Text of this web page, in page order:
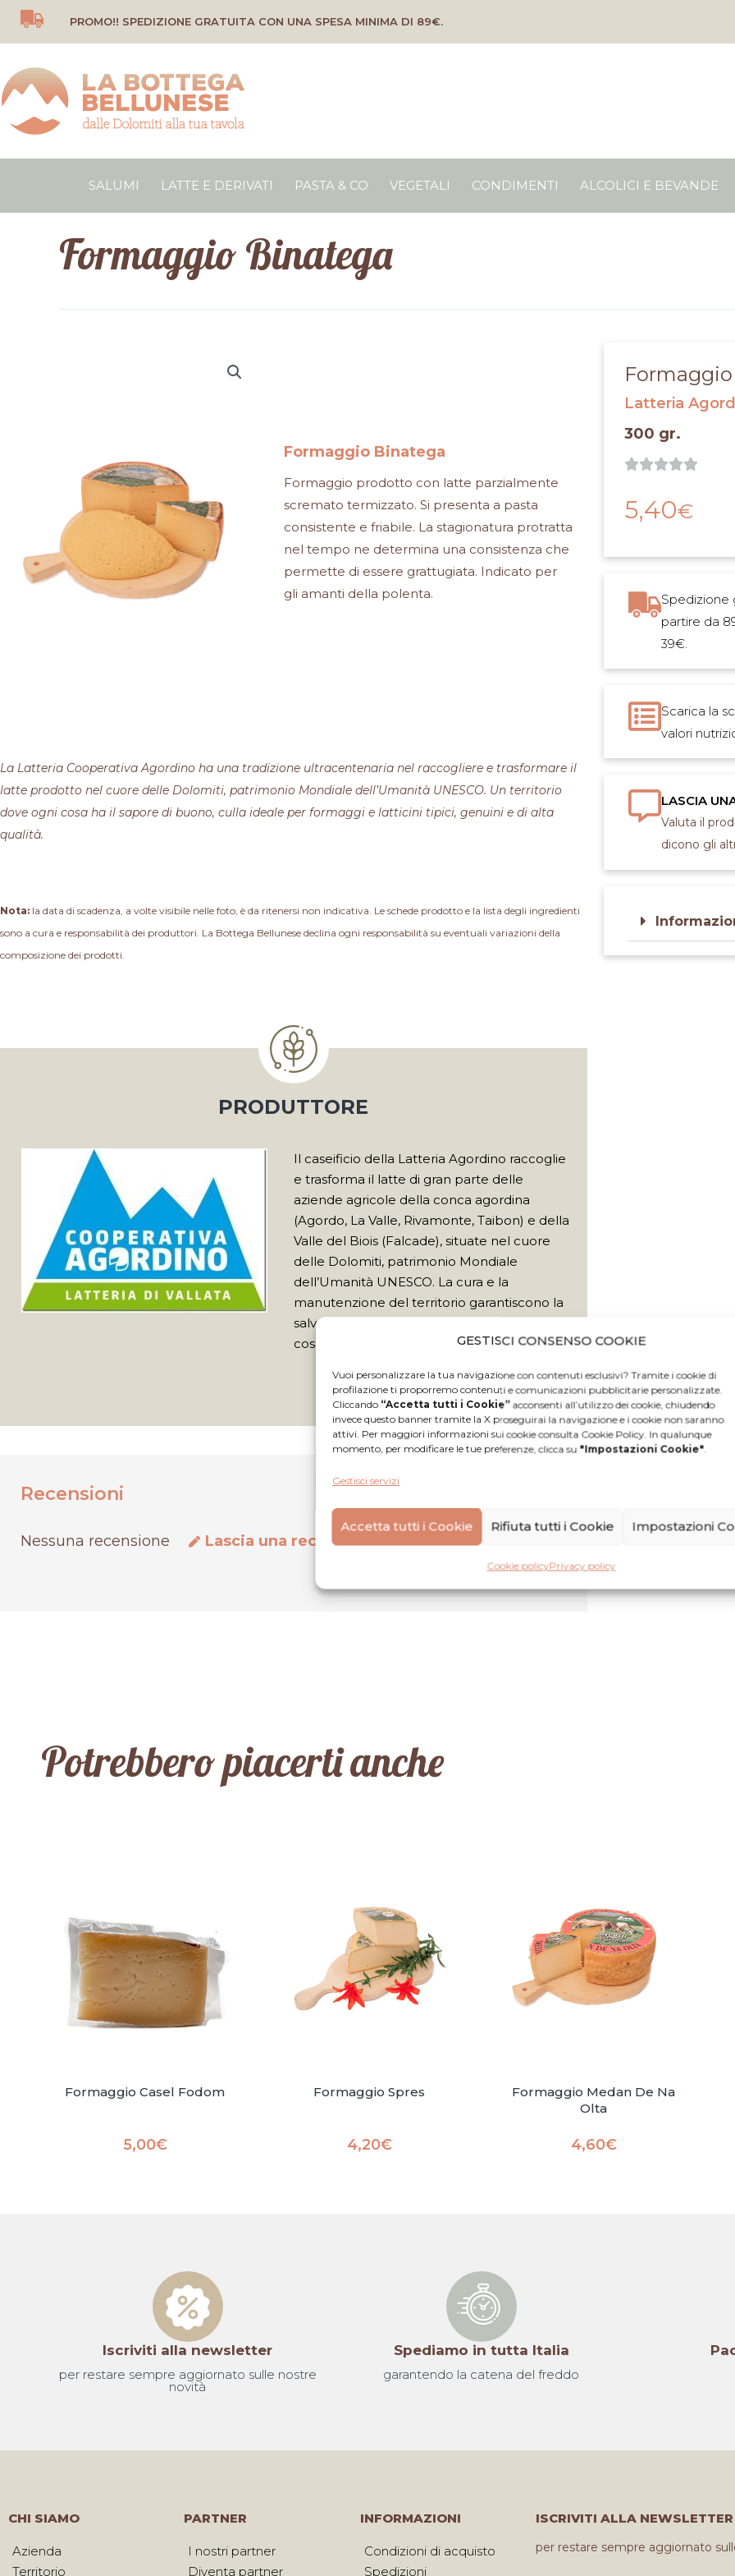
GESTISCI CONSENSO COOKIE
Vuoi personalizzare la tua navigazione con contenuti esclusivi? Tramite i cookie di
profilazione ti proporremo contenuti e comunicazioni pubblicitarie personalizzate.
Cliccando “Accetta tutti i Cookie”acconsenti all’utilizzo dei cookie, chiudendo
invece questo banner tramite la X proseguirai la navigazione e i cookie non saranno
attivi. Per maggiori informazioni sui cookie consulta Cookie Policy. In qualunque
momento, per modificare le tue preferenze, clicca su "Impostazioni Cookie".
Gestisci servizi
Accetta tutti i Cookie Rifiuta tutti i Cookie Impostazioni
Cookie policyPrivacy policy
Vai
PROMO!! SPEDIZIONE GRATUITA CON UNA SPESA MINIMA DI 89€.
SALUMI LATTE E DERIVATI PASTA & CO VEGETALI CONDIMENTI ALCOLICI E BEVANDE
Formaggio Binatega
Formaggio Binatega
Formaggio prodotto con latte parzialmente
scremato termizzato. Si presenta a pasta
consistente e friabile. La stagionatura protratta
nel tempo ne determina una consistenza che
permette di essere grattugiata. Indicato per
gli amanti della polenta.
La Latteria Cooperativa Agordino ha una tradizione ultracentenaria nel raccogliere e trasformare il
latte prodotto nel cuore delle Dolomiti, patrimonio Mondiale dell’Umanità UNESCO. Un territorio
dove ogni cosa ha il sapore di buono, culla ideale per formaggi e latticini tipici, genuini e di alta
qualità.
Nota: la data di scadenza, a volte visibile nelle foto, è da ritenersi non indicativa. Le schede prodotto e la lista degli ingredienti
sono a cura e responsabilità dei produttori. La Bottega Bellunese declina ogni responsabilità su eventuali variazioni della
composizione dei prodotti.
PRODUTTORE
Il caseificio della Latteria Agordino raccoglie
e trasforma il latte di gran parte delle
aziende agricole della conca agordina
(Agordo, La Valle, Rivamonte, Taibon) e della
Valle del Biois (Falcade), situate nel cuore
delle Dolomiti, patrimonio Mondiale
dell’Umanità UNESCO. La cura e la
manutenzione del territorio garantiscono la
salvaguardia di un ambiente sano dove ogni
cosa ha il sapore di buono e di natura.
Scopri di più
Recensioni
Nessuna recensione Lascia una recensione
Latteria
300 gr.

5,40€
Spedizione
partire da
39€.
Scarica la
valori
LASCIA
Valuta il
dicono gli
Potrebbero piacerti anche
Formaggio Casel Fodom
5,00€
Formaggio Spres
4,20€
Formaggio Medan De Na
Olta
4,60€
Iscriviti alla newsletter
per restare sempre aggiornato sulle nostre
novità
Spediamo in tutta Italia
garantendo la catena del freddo
CHI SIAMO
Azienda
Territorio
PARTNER
I nostri partner
Diventa partner
INFORMAZIONI
Condizioni di acquisto
Spedizioni
ISCRIVITI ALLA NEWSLETTER
per restare sempre aggiornato